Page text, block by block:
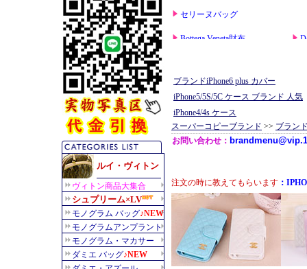
ブランドiPhone6 plus カバー
iPhone5/5S/5C ケース ブランド 人気
iPhone4/4s ケース
スーパーコピーブランド >> ブラン
注文の時に教えてもらいます ：